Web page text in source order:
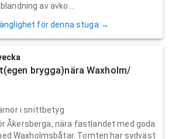
av avko...
för denna stuga →
brygga)nära Waxholm/
i snittbetyg
Åkersberga, nära fastlandet med goda
Waxholmsbåtar. Tomten har sydväst